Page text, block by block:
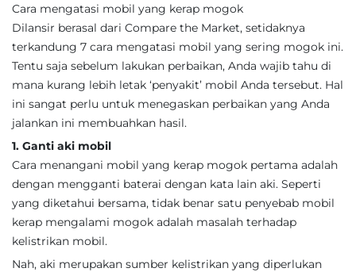
Cara mengatasi mobil yang kerap mogok
Dilansir berasal dari Compare the Market, setidaknya
terkandung 7 cara mengatasi mobil yang sering mogok ini.
Tentu saja sebelum lakukan perbaikan, Anda wajib tahu di
mana kurang lebih letak ‘penyakit’ mobil Anda tersebut. Hal
ini sangat perlu untuk menegaskan perbaikan yang Anda
jalankan ini membuahkan hasil.
1. Ganti aki mobil
Cara menangani mobil yang kerap mogok pertama adalah
dengan mengganti baterai dengan kata lain aki. Seperti
yang diketahui bersama, tidak benar satu penyebab mobil
kerap mengalami mogok adalah masalah terhadap
kelistrikan mobil.
Nah, aki merupakan sumber kelistrikan yang diperlukan